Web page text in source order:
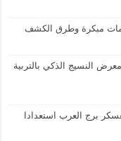
مبكرة وطرق الكشف
النسيج الذكي بالتربية
برج العرب استعدادا